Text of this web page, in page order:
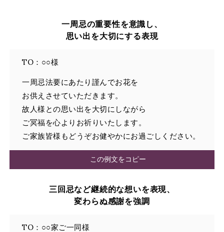
一周忌の重要性を意識し、
思い出を大切にする表現
TO：○○様
一周忌法要にあたり謹んでお花を
お供えさせていただきます。
故人様との思い出を大切にしながら
ご冥福を心よりお祈りいたします。
ご家族皆様もどうぞお健やかにお過ごしください。
この例文をコピー
三回忌など継続的な想いを表現、
変わらぬ感謝を強調
TO：○○家ご一同様